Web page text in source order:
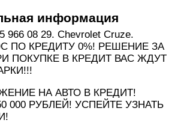
информация
966 08 29. Chevrolet Cruze.
ПО КРЕДИТУ 0%! РЕШЕНИЕ ЗА
ПОКУПКЕ В КРЕДИТ ВАС ЖДУТ
НА АВТО В КРЕДИТ!
000 РУБЛЕЙ! УСПЕЙТЕ УЗНАТЬ